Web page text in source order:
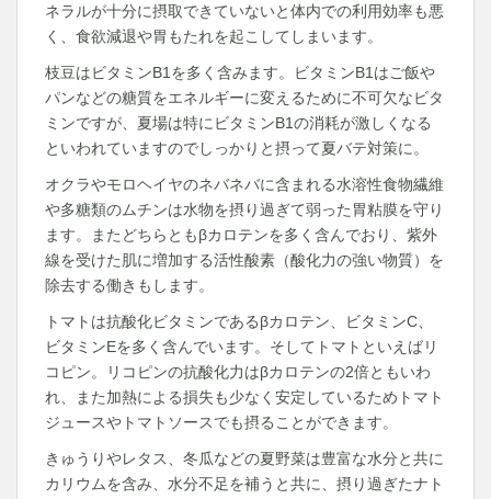
ネラルが十分に摂取できていないと体内での利用効率も悪
く、食欲減退や胃もたれを起こしてしまいます。
枝豆はビタミンB1を多く含みます。ビタミンB1はご飯や
パンなどの糖質をエネルギーに変えるために不可欠なビタ
ミンですが、夏場は特にビタミンB1の消耗が激しくなる
といわれていますのでしっかりと摂って夏バテ対策に。
オクラやモロヘイヤのネバネバに含まれる水溶性食物繊維
や多糖類のムチンは水物を摂り過ぎて弱った胃粘膜を守り
ます。またどちらともβカロテンを多く含んでおり、紫外
線を受けた肌に増加する活性酸素（酸化力の強い物質）を
除去する働きもします。
トマトは抗酸化ビタミンであるβカロテン、ビタミンC、
ビタミンEを多く含んでいます。そしてトマトといえばリ
コピン。リコピンの抗酸化力はβカロテンの2倍ともいわ
れ、また加熱による損失も少なく安定しているためトマト
ジュースやトマトソースでも摂ることができます。
きゅうりやレタス、冬瓜などの夏野菜は豊富な水分と共に
カリウムを含み、水分不足を補うと共に、摂り過ぎたナト